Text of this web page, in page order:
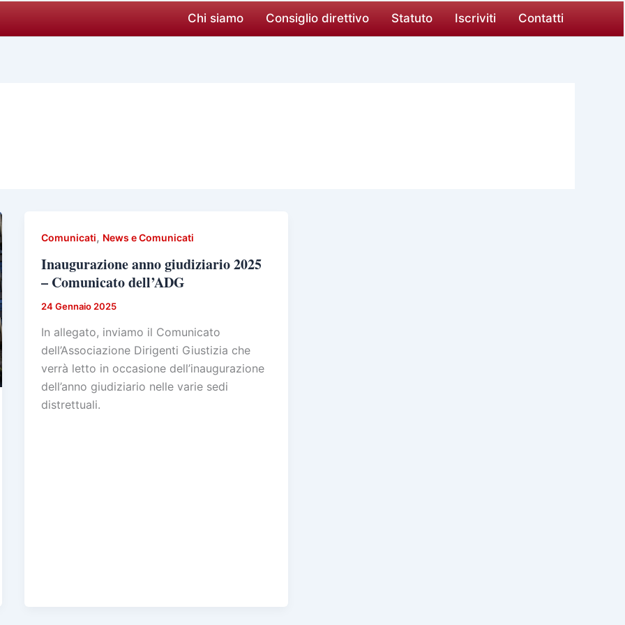
Chi siamo Consiglio direttivo Statuto Iscriviti Contatti
Comunicati, News e Comunicati
Inaugurazione anno giudiziario 2025
– Comunicato dell’ADG
24 Gennaio 2025
In allegato, inviamo il Comunicato
dell’Associazione Dirigenti Giustizia che
verrà letto in occasione dell’inaugurazione
dell’anno giudiziario nelle varie sedi
distrettuali.